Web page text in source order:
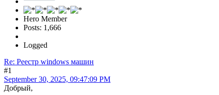
Hero Member
Posts: 1,666
Logged
Re: Реестр windows машин
#1
September 30, 2025, 09:47:09 PM
Добрый,